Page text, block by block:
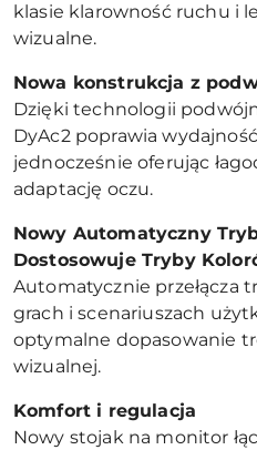
klasie klarowność ruchu i
wizualne.
Nowa konstrukcja z
Dzięki technologii
DyAc2 poprawia
jednocześnie oferując
adaptację oczu.
Nowy Automatyczny
Dostosowuje Tryby
Automatycznie przełącza
grach i scenariuszach
optymalne dopasowanie
wizualnej.
Komfort i regulacja
Nowy stojak na monitor